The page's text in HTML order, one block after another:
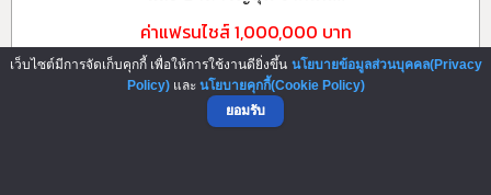
ค่าแฟรนไชส์ 1,000,000 บาท
Add Friends 092-2810851
เว็บไซต์มีการจัดเก็บคุกกี้ เพื่อให้การใช้งานดียิ่งขึ้น นโยบายข้อมูลส่วนบุคคล(Privacy
Policy)และ นโยบายคุกกี้(Cookie Policy)
ยอมรับ